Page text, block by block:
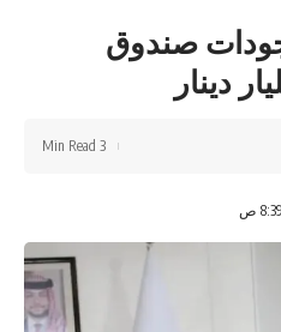
صندوق
3 Min Read